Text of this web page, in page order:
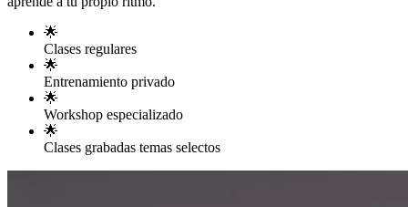
🌟
Clases regulares
🌟
Entrenamiento privado
🌟
Workshop especializado
🌟
Clases grabadas temas selectos